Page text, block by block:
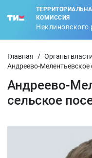
КОМИССИЯ
Неклиновского
Главная / Органы власти
Андреево-Мелентьевское
Андреево-
сельское